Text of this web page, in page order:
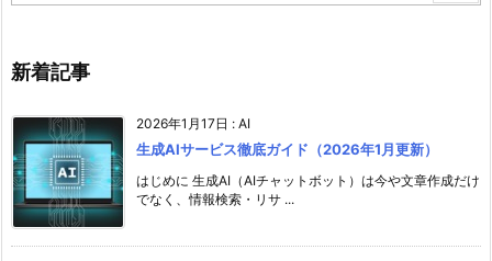
新着記事
2026年1月17日 : AI
生成AIサービス徹底ガイド（2026年1月更新）
はじめに 生成AI（AIチャットボット）は今や文章作成だけ
でなく、情報検索・リサ ...